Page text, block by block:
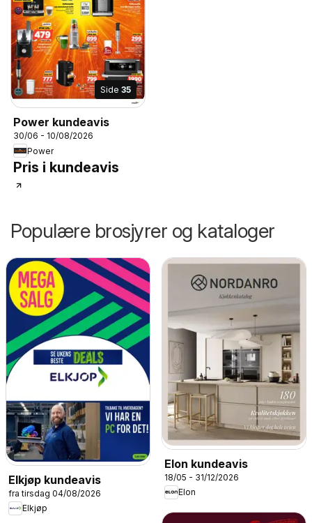
Side 35
Power kundeavis
30/06 - 10/08/2026
Power
Pris i kundeavis
Populære brosjyrer og kataloger
Elkjøp kundeavis
fra tirsdag 04/08/2026
Elkjøp
Elon kundeavis
18/05 - 31/12/2026
Elon